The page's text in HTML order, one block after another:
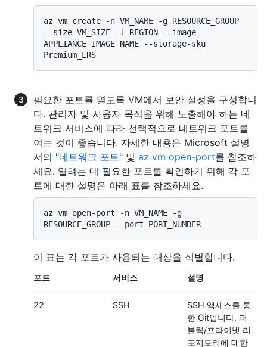
az vm create -n VM_NAME -g RESOURCE_GROUP
--size VM_SIZE -l REGION --image
APPLIANCE_IMAGE_NAME --storage-sku
필요한 포트를 열도록 VM에서 보안 설정을 구성합니
다. 관리자 및 사용자 목적을 위해 노출해야 하는 네
트워크 서비스에 따라 선택적으로 네트워크 포트를
여는 것이 좋습니다. 자세한 내용은 Microsoft 설명
서의 "네트워크 포트" 및 az vm open-port를 참조하
세요. 열려는 데 필요한 포트를 확인하기 위해 각 포
트에 대한 설명은 아래 표를 참조하세요.
az vm open-port -n VM_NAME -g
이 표는 각 포트가 사용되는 대상을 식별합니다.
포트 서비스 설명
22 SSH
SSH 액세스를 통
한 Git입니다. 퍼
블릭/프라이빗 리
포지토리에 대한